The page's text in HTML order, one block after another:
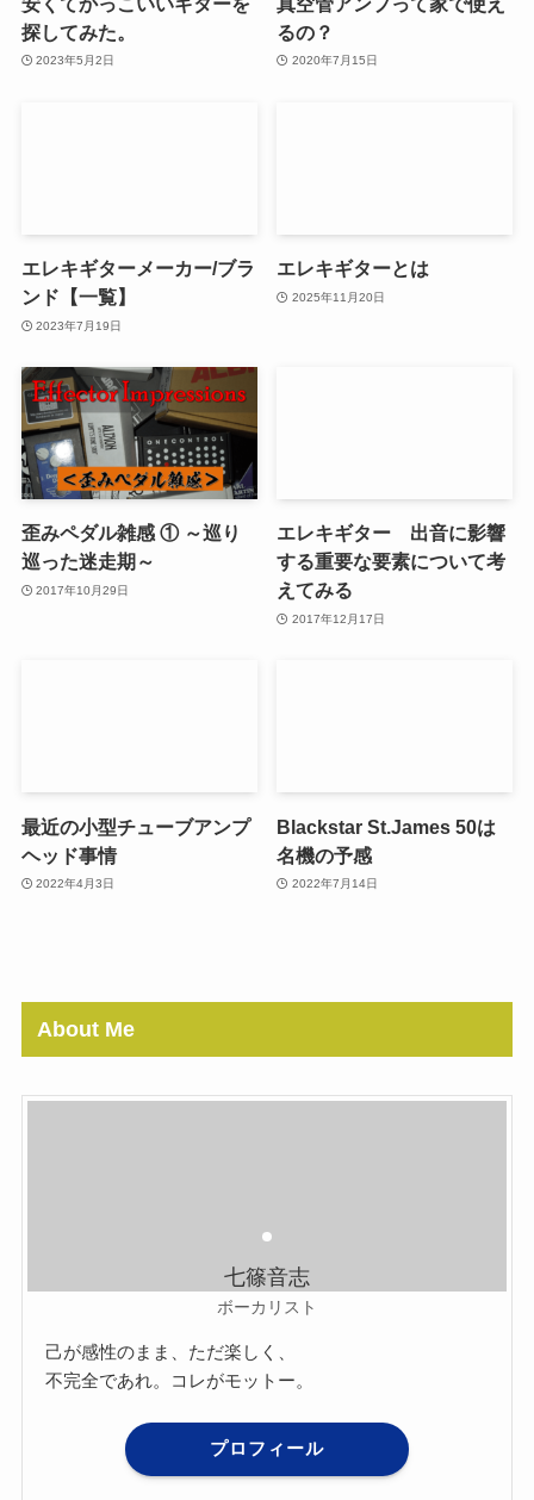
探してみた。
2023年5月2日
るの？
2020年7月15日
エレキギターメーカー/ブラ
ンド【一覧】
2023年7月19日
エレキギターとは
2025年11月20日
歪みペダル雑感 ① ～巡り
巡った迷走期～
2017年10月29日
エレキギター 出音に影響
する重要な要素について考
えてみる
2017年12月17日
最近の小型チューブアンプ
ヘッド事情
2022年4月3日
Blackstar St.James 50は
名機の予感
2022年7月14日
About Me
七篠音志
ボーカリスト
己が感性のまま、ただ楽しく、
不完全であれ。コレがモットー。
プロフィール